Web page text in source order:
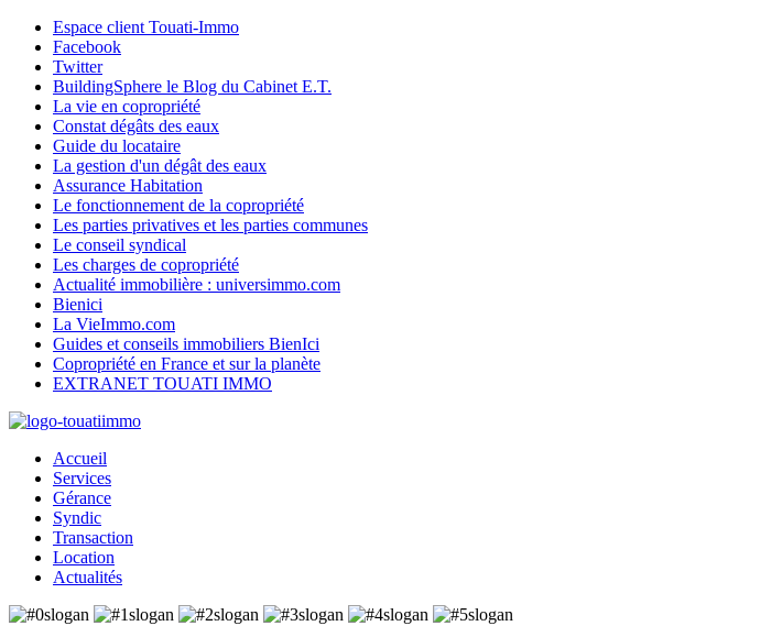
Espace client Touati-Immo
Facebook
Twitter
BuildingSphere le Blog du Cabinet E.T.
La vie en copropriété
Constat dégâts des eaux
Guide du locataire
La gestion d'un dégât des eaux
Assurance Habitation
Le fonctionnement de la copropriété
Les parties privatives et les parties communes
Le conseil syndical
Les charges de copropriété
Actualité immobilière : universimmo.com
Bienici
La VieImmo.com
Guides et conseils immobiliers BienIci
Copropriété en France et sur la planète
EXTRANET TOUATI IMMO
Accueil
Services
Gérance
Syndic
Transaction
Location
Actualités